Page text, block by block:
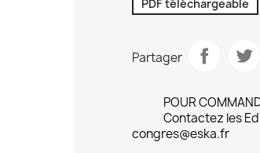
PDF téléchargeable
Partager
POUR
Contactez les
congres@eska.fr